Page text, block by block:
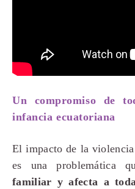
Un compromiso de
infancia ecuatoriana
El impacto de la
es una problemática
familiar y afecta a